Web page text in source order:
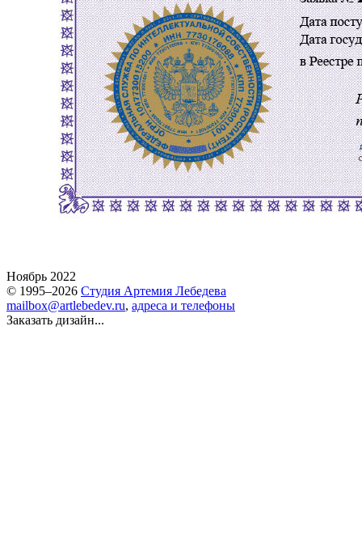
Ноябрь 2022
© 1995–2026 Студия Артемия Лебедева
mailbox@artlebedev.ru, адреса и телефоны
Заказать дизайн...